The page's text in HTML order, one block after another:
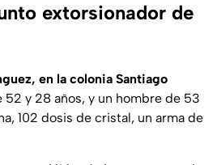
extorsionador de
en la colonia Santiago
y 28 años, y un hombre de 53
102 dosis de cristal, un arma de